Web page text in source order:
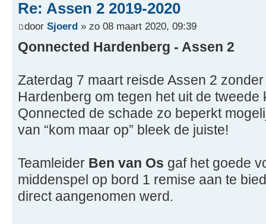
Re: Assen 2 2019-2020
door Sjoerd » zo 08 maart 2020, 09:39
Qonnected Hardenberg - Assen 2
Zaterdag 7 maart reisde Assen 2
Hardenberg om tegen het uit de
Qonnected de schade zo beperkt
van “kom maar op” bleek de juiste!
Teamleider Ben van Os gaf het goede
middenspel op bord 1 remise aan te
direct aangenomen werd.